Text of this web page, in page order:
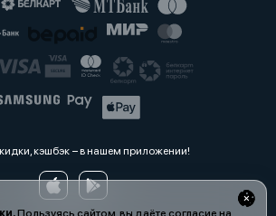
Пользуясь сайтом, вы даёте согласие на
кэшбэк − в нашем приложении!